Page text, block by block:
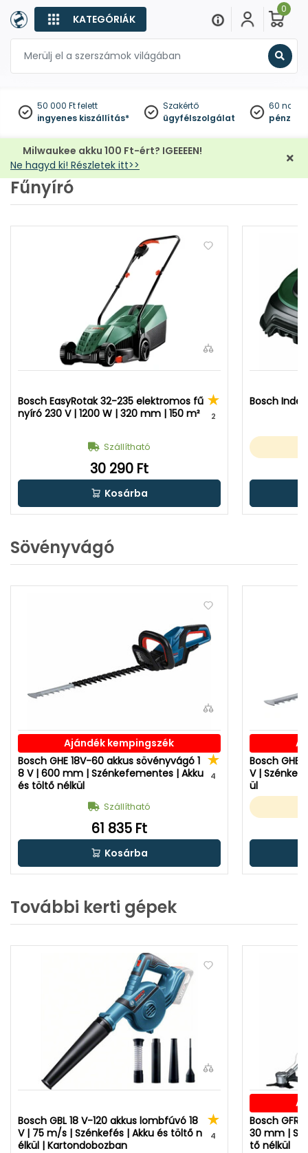
KATEGÓRIÁK
0
50 000 Ft felett
ingyenes kiszállítás*
Szakértő
ügyfélszolgálat
60
Milwaukee akku 100 Ft-ért? IGEEEEN!
Ne hagyd ki! Részletek itt>>
Fűnyíró
Bosch EasyRotak 32-235 elektromos fű
nyíró 230 V | 1200 W | 320 mm | 150 m²
2
Szállítható
30 290 Ft
Kosárba
Bosch
Sövényvágó
Ajándék kempingszék
Bosch GHE 18V-60 akkus sövényvágó 1
8 V | 600 mm | Szénkefementes | Akku
és töltő nélkül
4
Szállítható
61 835 Ft
Kosárba
Bosch GHE
V |
ül
További kerti gépek
Bosch GBL 18 V-120 akkus lombfúvó 18
V | 75 m/s | Szénkefés | Akku és töltő n
élkül | Kartondobozban
4
Bosch GFR
30 mm |
tő nélkül